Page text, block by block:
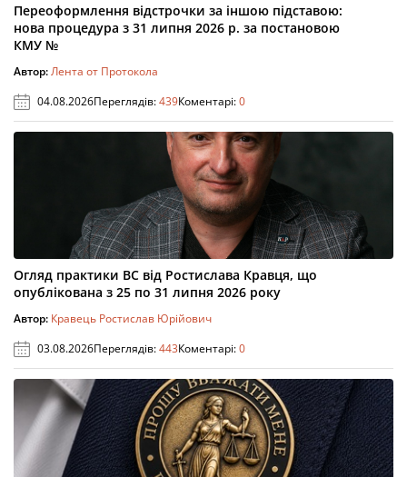
Переоформлення відстрочки за іншою підставою:
нова процедура з 31 липня 2026 р. за постановою
КМУ №
Автор:Лента от Протокола
04.08.2026Переглядів:439Коментарі:0
Огляд практики ВС від Ростислава Кравця, що
опублікована з 25 по 31 липня 2026 року
Автор: Кравець Ростислав Юрійович
03.08.2026Переглядів:443Коментарі:0